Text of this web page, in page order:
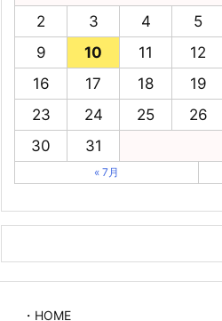
2
3 4 5
9
10 11 12
16
17 18 19
23
24 25 26
30
31
« 7月
・HOME